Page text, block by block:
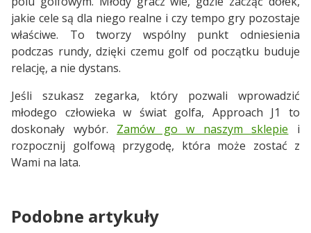
jakie cele są dla niego realne i czy tempo gry pozostaje
właściwe. To tworzy wspólny punkt odniesienia
podczas rundy, dzięki czemu golf od początku buduje
relację, a nie dystans.
Jeśli szukasz zegarka, który pozwali wprowadzić
młodego człowieka w świat golfa, Approach J1 to
doskonały wybór. Zamów go w naszym sklepie i
rozpocznij golfową przygodę, która może zostać z
Wami na lata.
Podobne artykuły